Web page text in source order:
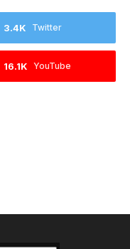
Twitter
3.4K
YouTube
16.1K